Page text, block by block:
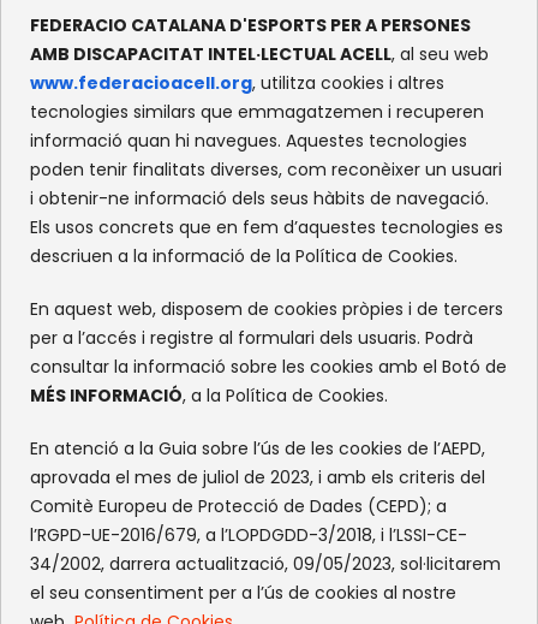
FEDERACIO CATALANA D'ESPORTS PER A PERSONES
AMB DISCAPACITAT INTEL·LECTUAL ACELL, al seu web
www.federacioacell.org, utilitza cookies i altres
tecnologies similars que emmagatzemen i recuperen
informació quan hi navegues. Aquestes tecnologies
poden tenir finalitats diverses, com reconèixer un usuari
i obtenir-ne informació dels seus hàbits de navegació.
Els usos concrets que en fem d’aquestes tecnologies es
descriuen a la informació de la Política de Cookies.
En aquest web, disposem de cookies pròpies i de tercers
per a l’accés i registre al formulari dels usuaris. Podrà
consultar la informació sobre les cookies amb el Botó de
MÉS INFORMACIÓ, a la Política de Cookies.
En atenció a la Guia sobre l’ús de les cookies de l’AEPD,
aprovada el mes de juliol de 2023, i amb els criteris del
Comitè Europeu de Protecció de Dades (CEPD); a
l’RGPD-UE-2016/679, a l’LOPDGDD-3/2018, i l’LSSI-CE-
34/2002, darrera actualització, 09/05/2023, sol·licitarem
el seu consentiment per a l’ús de cookies al nostre
CONTACTE
c/Olympe de Gouges, S/N
Recinte Mundet
08035 -Barcelona
XARXES SOCIALS